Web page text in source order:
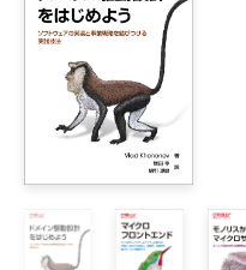
1.1.4　トランス
1.1.5　何が起こった
    1.2　手法
1.2.1　ドメイン
    1.3　まとめ
2章　複雑性を制する